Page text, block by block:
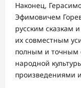
Наконец,
Эфимовичем
русским сказкам
их совместным
полным и точным
народной
произведениями